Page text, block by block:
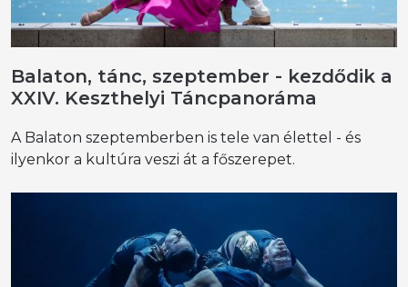
Balaton, tánc, szeptember - kezdődik a
XXIV. Keszthelyi Táncpanoráma
A Balaton szeptemberben is tele van élettel - és
ilyenkor a kultúra veszi át a főszerepet.